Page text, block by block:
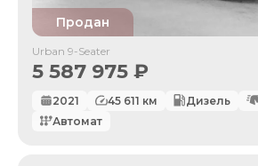
Продан
Urban 9-Seater
5 587 975 ₽
2021 45 611 км Дизель
Автомат